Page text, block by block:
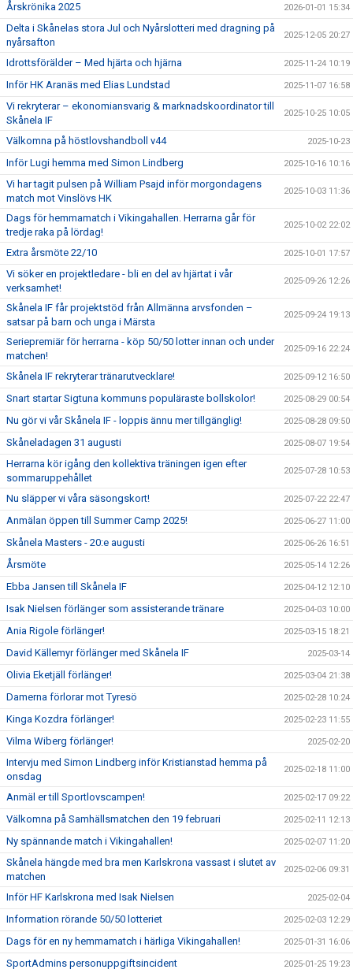
Årskrönika 2025 2026-01-01 15:34
Delta i Skånelas stora Jul och Nyårslotteri med dragning på
nyårsafton
2025-12-05 20:27
Idrottsförälder – Med hjärta och hjärna 2025-11-24 10:19
Inför HK Aranäs med Elias Lundstad 2025-11-07 16:58
Vi rekryterar – ekonomiansvarig & marknadskoordinator till
Skånela IF
2025-10-25 10:05
Välkomna på höstlovshandboll v44 2025-10-23
Inför Lugi hemma med Simon Lindberg 2025-10-16 10:16
Vi har tagit pulsen på William Psajd inför morgondagens
match mot Vinslövs HK
2025-10-03 11:36
Dags för hemmamatch i Vikingahallen. Herrarna går för
tredje raka på lördag!
2025-10-02 22:02
Extra årsmöte 22/10 2025-10-01 17:57
Vi söker en projektledare - bli en del av hjärtat i vår
verksamhet!
2025-09-26 12:26
Skånela IF får projektstöd från Allmänna arvsfonden –
satsar på barn och unga i Märsta
2025-09-24 19:13
Seriepremiär för herrarna - köp 50/50 lotter innan och under
matchen!
2025-09-16 22:24
Skånela IF rekryterar tränarutvecklare! 2025-09-12 16:50
Snart startar Sigtuna kommuns populäraste bollskolor! 2025-08-29 00:54
Nu gör vi vår Skånela IF - loppis ännu mer tillgänglig! 2025-08-28 09:50
Skåneladagen 31 augusti 2025-08-07 19:54
Herrarna kör igång den kollektiva träningen igen efter
sommaruppehållet
2025-07-28 10:53
Nu släpper vi våra säsongskort! 2025-07-22 22:47
Anmälan öppen till Summer Camp 2025! 2025-06-27 11:00
Skånela Masters - 20:e augusti 2025-06-26 16:51
Årsmöte 2025-05-14 12:26
Ebba Jansen till Skånela IF 2025-04-12 12:10
Isak Nielsen förlänger som assisterande tränare 2025-04-03 10:00
Ania Rigole förlänger! 2025-03-15 18:21
David Källemyr förlänger med Skånela IF 2025-03-14
Olivia Eketjäll förlänger! 2025-03-04 21:38
Damerna förlorar mot Tyresö 2025-02-28 10:24
Kinga Kozdra förlänger! 2025-02-23 11:55
Vilma Wiberg förlänger! 2025-02-20
Intervju med Simon Lindberg inför Kristianstad hemma på
onsdag
2025-02-18 11:00
Anmäl er till Sportlovscampen! 2025-02-17 09:22
Välkomna på Samhällsmatchen den 19 februari 2025-02-11 12:13
Ny spännande match i Vikingahallen! 2025-02-07 11:20
Skånela hängde med bra men Karlskrona vassast i slutet av
matchen
2025-02-06 09:31
Inför HF Karlskrona med Isak Nielsen 2025-02-04
Information rörande 50/50 lotteriet 2025-02-03 12:29
Dags för en ny hemmamatch i härliga Vikingahallen! 2025-01-31 16:06
SportAdmins personuppgiftsincident 2025-01-25 19:23